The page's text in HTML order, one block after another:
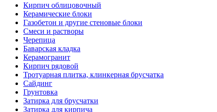
Кирпич облицовочный
Керамические блоки
Газобетон и другие стеновые блоки
Смеси и растворы
Черепица
Баварская кладка
Керамогранит
Кирпич рядовой
Тротуарная плитка, клинкерная брусчатка
Сайдинг
Грунтовка
Затирка для брусчатки
Затирка для кирпича